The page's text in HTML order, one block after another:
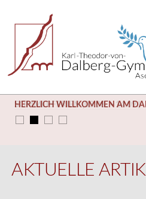
HERZLICH WILLKOMMEN AM
SOMMERFERIEN (03.08. – 14.09.)
AKTUELLE